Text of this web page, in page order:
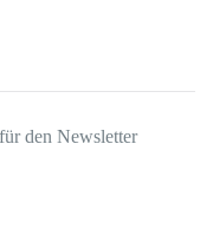
den Newsletter